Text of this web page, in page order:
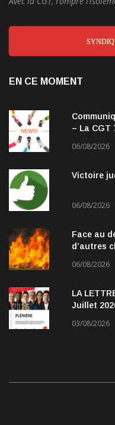
EN CE MOMENT
– La CGT
06/08/2026
Victoire
06/08/2026
Face au
d’autres
06/08/2026
LA
Juillet
03/08/2026